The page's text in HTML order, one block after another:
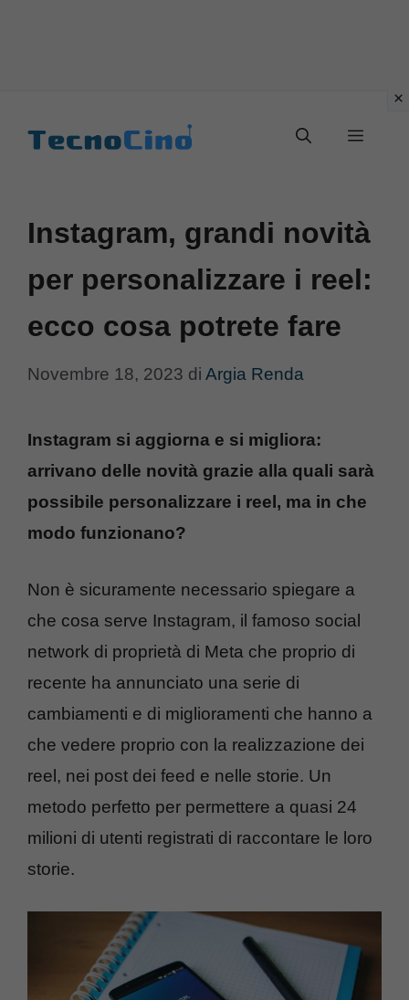
Menu
Instagram, grandi novità
per personalizzare i reel:
ecco cosa potrete fare
Novembre 18, 2023 di Argia Renda
Instagram si aggiorna e si migliora:
arrivano delle novità grazie alla quali sarà
possibile personalizzare i reel, ma in che
modo funzionano?
Non è sicuramente necessario spiegare a
che cosa serve Instagram, il famoso social
network di proprietà di Meta che proprio di
recente ha annunciato una serie di
cambiamenti e di miglioramenti che hanno a
che vedere proprio con la realizzazione dei
reel, nei post dei feed e nelle storie. Un
metodo perfetto per permettere a quasi 24
milioni di utenti registrati di raccontare le loro
storie.